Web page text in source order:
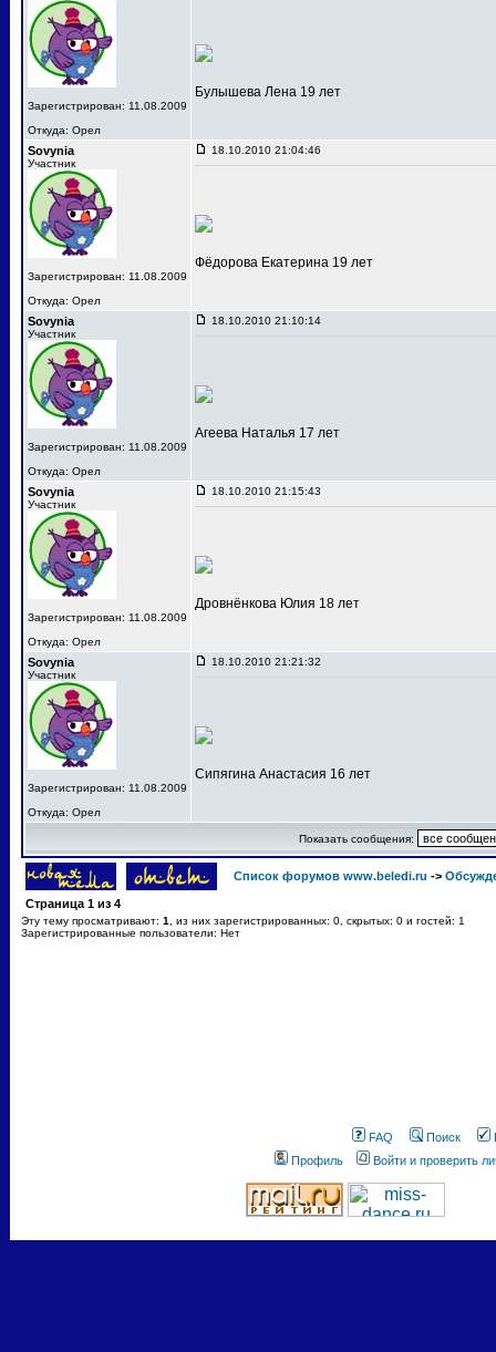
Зарегистрирован: 11.08.2009
Откуда: Орел
Булышева Лена 19 лет
Sovynia
Участник
Зарегистрирован: 11.08.2009
Откуда: Орел
18.10.2010 21:04:46
Фёдорова Екатерина 19 лет
Sovynia
Участник
Зарегистрирован: 11.08.2009
Откуда: Орел
18.10.2010 21:10:14
Агеева Наталья 17 лет
Sovynia
Участник
Зарегистрирован: 11.08.2009
Откуда: Орел
18.10.2010 21:15:43
Дровнёнкова Юлия 18 лет
Sovynia
Участник
Зарегистрирован: 11.08.2009
Откуда: Орел
18.10.2010 21:21:32
Сипягина Анастасия 16 лет
Показать сообщения:
Список форумов www.beledi.ru ->
Страница 1 из 4
Эту тему просматривают: 1
, из них зарегистрированных: 0, скрытых: 0 и гостей: 1
Зарегистрированные пользователи: Нет
FAQ Поиск
Профиль
Войти и проверить